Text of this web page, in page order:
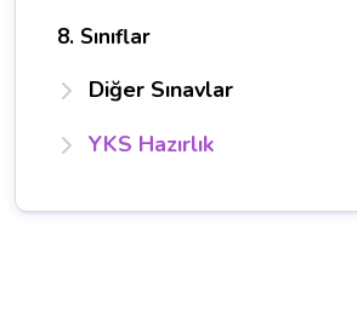
8. Sınıflar
Diğer Sınavlar
YKS Hazırlık